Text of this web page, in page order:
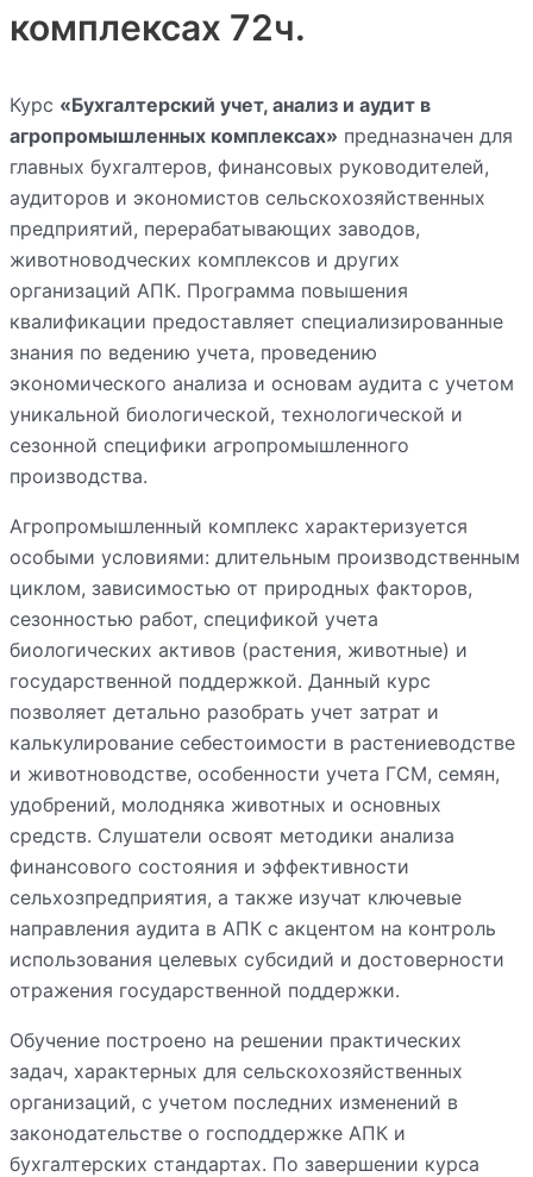
комплексах 72ч.
Курс «Бухгалтерский учет, анализ и аудит в
агропромышленных комплексах» предназначен для
главных бухгалтеров, финансовых руководителей,
аудиторов и экономистов сельскохозяйственных
предприятий, перерабатывающих заводов,
животноводческих комплексов и других
организаций АПК. Программа повышения
квалификации предоставляет специализированные
знания по ведению учета, проведению
экономического анализа и основам аудита с учетом
уникальной биологической, технологической и
сезонной специфики агропромышленного
производства.
Агропромышленный комплекс характеризуется
особыми условиями: длительным производственным
циклом, зависимостью от природных факторов,
сезонностью работ, спецификой учета
биологических активов (растения, животные) и
государственной поддержкой. Данный курс
позволяет детально разобрать учет затрат и
калькулирование себестоимости в растениеводстве
и животноводстве, особенности учета ГСМ, семян,
удобрений, молодняка животных и основных
средств. Слушатели освоят методики анализа
финансового состояния и эффективности
сельхозпредприятия, а также изучат ключевые
направления аудита в АПК с акцентом на контроль
использования целевых субсидий и достоверности
отражения государственной поддержки.
Обучение построено на решении практических
задач, характерных для сельскохозяйственных
организаций, с учетом последних изменений в
законодательстве о господдержке АПК и
бухгалтерских стандартах. По завершении курса